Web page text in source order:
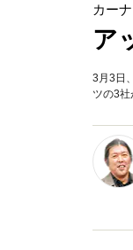
カー
ア
3月3日
ツの3